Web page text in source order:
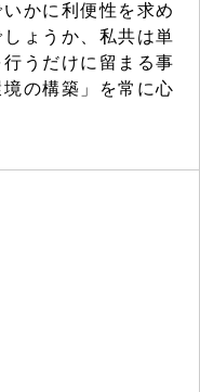
かに利便性を求め
ょうか、私共は単
うだけに留まる事
の構築」を常に心